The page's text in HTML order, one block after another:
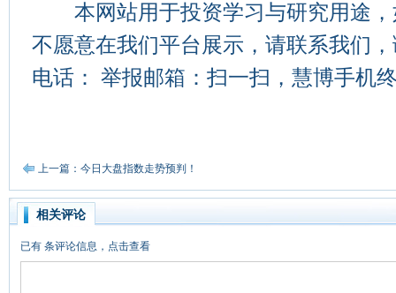
本网站用于投资学习与研究用途，
不愿意在我们平台展示，请联系我们
电话： 举报邮箱：扫一扫，慧博手机
上一篇：今日大盘指数走势预判！
相关评论
已有 条评论信息，点击查看